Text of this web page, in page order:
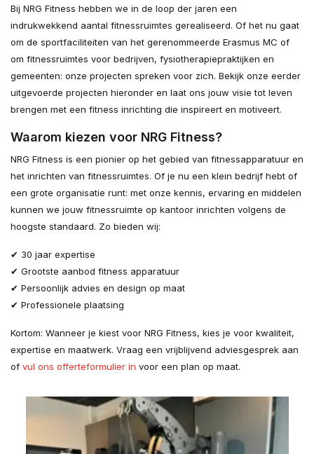
Bij NRG Fitness hebben we in de loop der jaren een
indrukwekkend aantal fitnessruimtes gerealiseerd. Of het nu gaat
om de sportfaciliteiten van het gerenommeerde Erasmus MC of
om fitnessruimtes voor bedrijven, fysiotherapiepraktijken en
gemeenten: onze projecten spreken voor zich. Bekijk onze eerder
uitgevoerde projecten hieronder en laat ons jouw visie tot leven
brengen met een fitness inrichting die inspireert en motiveert.
Waarom kiezen voor NRG Fitness?
NRG Fitness is een pionier op het gebied van fitnessapparatuur en
het inrichten van fitnessruimtes. Of je nu een klein bedrijf hebt of
een grote organisatie runt: met onze kennis, ervaring en middelen
kunnen we jouw fitnessruimte op kantoor inrichten volgens de
hoogste standaard. Zo bieden wij:
✔ 30 jaar expertise
✔ Grootste aanbod fitness apparatuur
✔ Persoonlijk advies en design op maat
✔ Professionele plaatsing
Kortom: Wanneer je kiest voor NRG Fitness, kies je voor kwaliteit,
expertise en maatwerk. Vraag een vrijblijvend adviesgesprek aan
of vul ons offerteformulier in voor een plan op maat.